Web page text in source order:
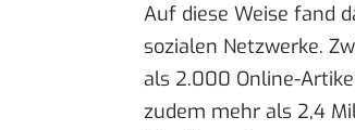
Auf diese Weise fand
sozialen Netzwerke.
als 2.000 Online-
zudem mehr als 2,4